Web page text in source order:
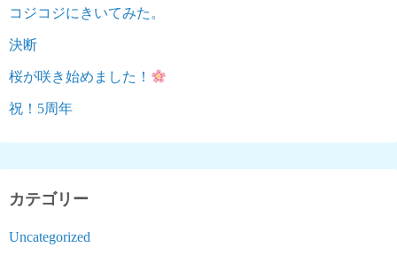
コジコジにきいてみた。
決断
桜が咲き始めました！
祝！5周年
カテゴリー
Uncategorized